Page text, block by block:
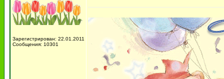
Зарегистрирован: 22.01.2011
Сообщения: 10301